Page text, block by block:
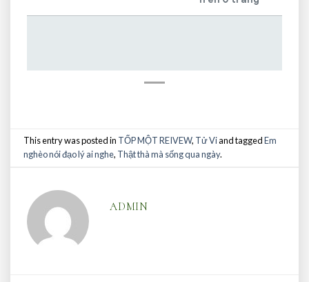
This entry was posted in TỐP MỘT REIVEW, Tử Viand taggedEm
nghèo nói đạo lý ai nghe, Thật thà mà sống qua ngày.
ADMIN